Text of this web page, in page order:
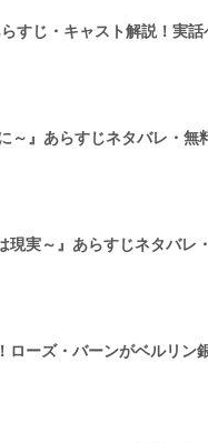
すじ・キャスト解説！実
～』あらすじネタバレ・無
実～』あらすじネタバレ
ーズ・バーンがベルリン